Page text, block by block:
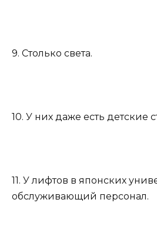
9. Столько света.
10. У них даже есть детские
11. У лифтов в японских
обслуживающий персонал.